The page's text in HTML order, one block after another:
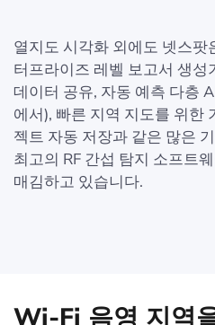
열지도 시각화 외에도 넷스팟
터프라이즈 레벨 보고서 생성
데이터 공유, 자동 예측 다층
에서), 빠른 지역 지도를 위한
젝트 자동 저장과 같은 많은
최고의 RF 간섭 탐지 소프트
매김하고 있습니다.
Wi-Fi 음영 지역